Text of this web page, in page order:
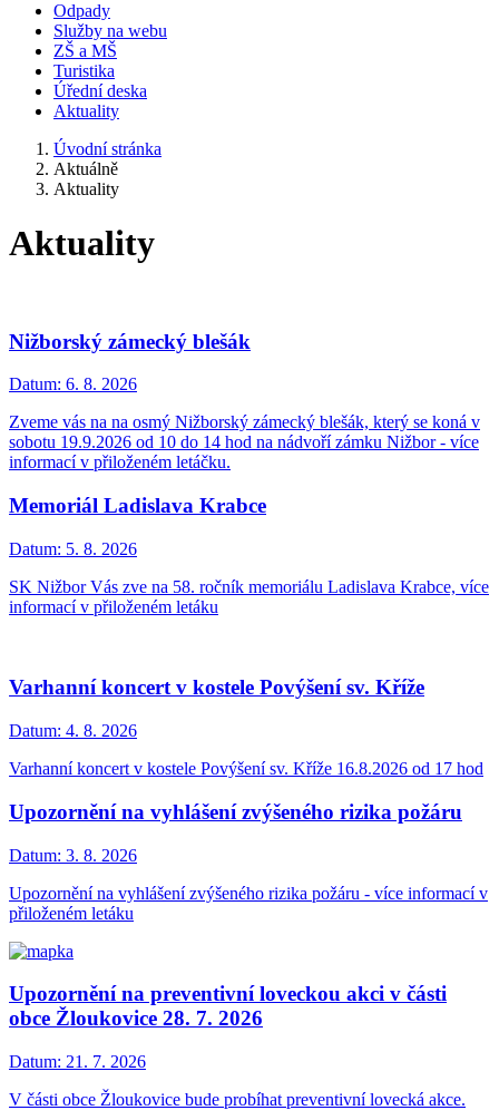
Odpady
Služby na webu
ZŠ a MŠ
Turistika
Úřední deska
Aktuality
Úvodní stránka
Aktuálně
Aktuality
Aktuality
Nižborský zámecký blešák
Datum: 6. 8. 2026
Zveme vás na na osmý Nižborský zámecký blešák, který se koná v
sobotu 19.9.2026 od 10 do 14 hod na nádvoří zámku Nižbor - více
informací v přiloženém letáčku.
Memoriál Ladislava Krabce
Datum: 5. 8. 2026
SK Nižbor Vás zve na 58. ročník memoriálu Ladislava Krabce, více
informací v přiloženém letáku
Varhanní koncert v kostele Povýšení sv. Kříže
Datum: 4. 8. 2026
Varhanní koncert v kostele Povýšení sv. Kříže 16.8.2026 od 17 hod
Upozornění na vyhlášení zvýšeného rizika požáru
Datum: 3. 8. 2026
Upozornění na vyhlášení zvýšeného rizika požáru - více informací v
přiloženém letáku
Upozornění na preventivní loveckou akci v části
obce Žloukovice 28. 7. 2026
Datum: 21. 7. 2026
V části obce Žloukovice bude probíhat preventivní lovecká akce.